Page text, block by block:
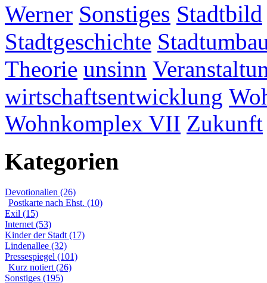
Werner Sonstiges Stadtbild
Stadtgeschichte
Theorie unsinn
wirtschaftsentwicklung
Wohnkomplex VII Zukunft
Kategorien
Devotionalien (26)
Postkarte nach Ehst. (10)
Exil (15)
Internet (53)
Kinder der Stadt (17)
Lindenallee (32)
Pressespiegel (101)
Kurz notiert (26)
Sonstiges (195)